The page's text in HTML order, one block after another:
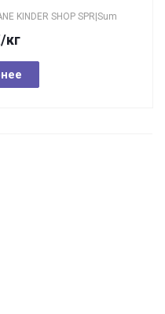
KINDER SHOP SPR|Sum
/кг